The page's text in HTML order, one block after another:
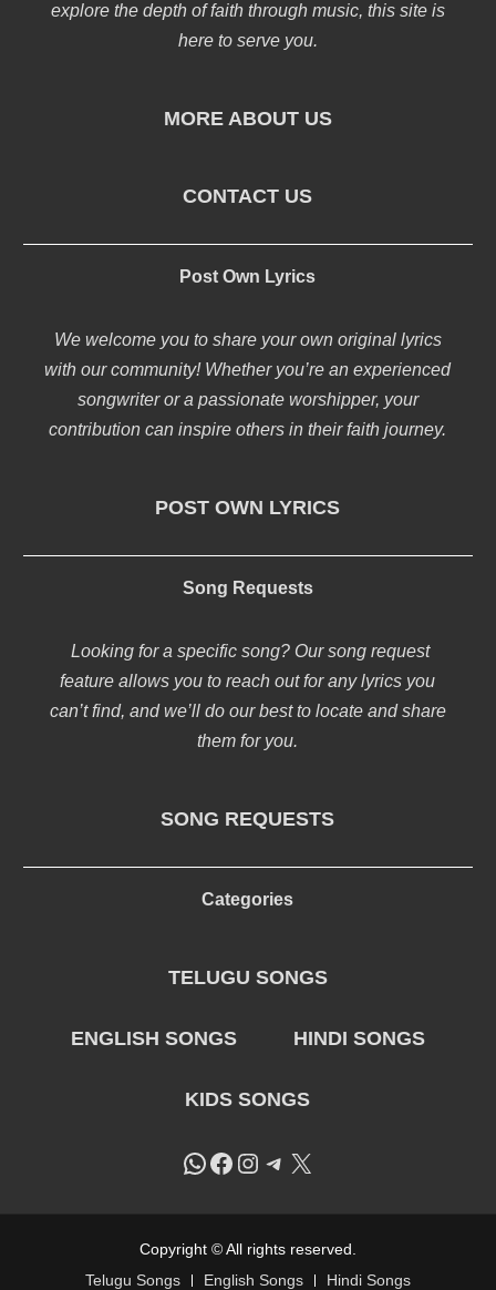
explore the depth of faith through music, this site is
here to serve you.
MORE ABOUT US
CONTACT US
Post Own Lyrics
We welcome you to share your own original lyrics
with our community! Whether you’re an experienced
songwriter or a passionate worshipper, your
contribution can inspire others in their faith journey.
POST OWN LYRICS
Song Requests
Looking for a specific song? Our song request
feature allows you to reach out for any lyrics you
can’t find, and we’ll do our best to locate and share
them for you.
SONG REQUESTS
Categories
TELUGU SONGS
ENGLISH SONGS HINDI SONGS
KIDS SONGS
WhatsApp
Facebook
Instagram
Telegram
X
Copyright © All rights reserved.
Telugu Songs
English Songs Hindi Songs